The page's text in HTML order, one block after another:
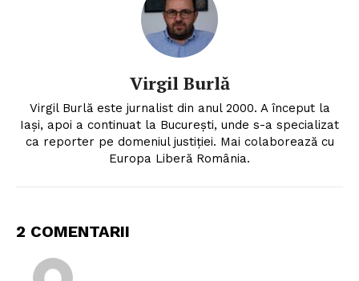
Virgil Burlă
Virgil Burlă este jurnalist din anul 2000. A început la
Iași, apoi a continuat la București, unde s-a specializat
ca reporter pe domeniul justiției. Mai colaborează cu
Europa Liberă România.
2 COMENTARII